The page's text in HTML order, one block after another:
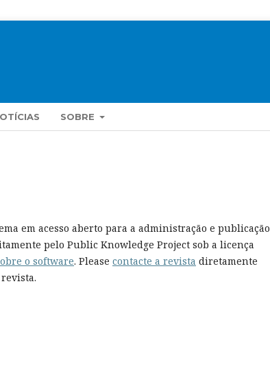
SOBRE
em acesso aberto para a administração e publicação
pelo Public Knowledge Project sob a licença
o software. Please contacte a revista diretamente